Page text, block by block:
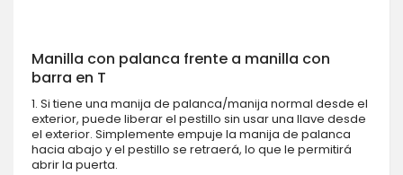
Manilla con palanca frente a manilla con
barra en T
1. Si tiene una manija de palanca/manija normal desde el
exterior, puede liberar el pestillo sin usar una llave desde
el exterior. Simplemente empuje la manija de palanca
hacia abajo y el pestillo se retraerá, lo que le permitirá
abrir la puerta.